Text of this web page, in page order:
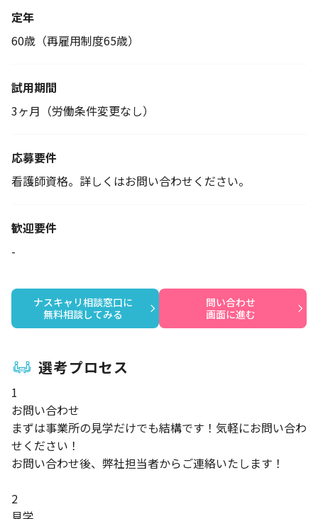
定年
60歳（再雇用制度65歳）
試用期間
3ヶ月（労働条件変更なし）
応募要件
看護師資格。詳しくはお問い合わせください。
歓迎要件
-
ナスキャリ相談窓口に
無料相談してみる
問い合わせ
画面に進む
選考プロセス
1
お問い合わせ
まずは事業所の見学だけでも結構です！気軽にお問い合わ
せください！
お問い合わせ後、弊社担当者からご連絡いたします！
2